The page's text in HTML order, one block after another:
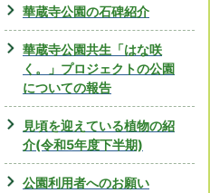
華蔵寺公園の石碑紹介
華蔵寺公園共生「はな咲
く。」プロジェクトの公園
についての報告
見頃を迎えている植物の紹
介(令和5年度下半期)
公園利用者へのお願い